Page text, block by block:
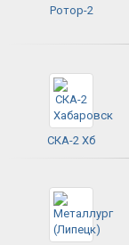
Ротор-2
СКА-2 Хб